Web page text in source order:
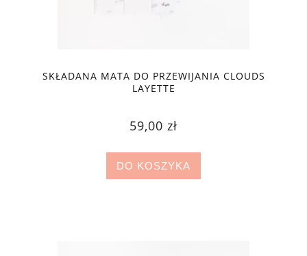
SKŁADANA MATA DO PRZEWIJANIA CLOUDS
LAYETTE
59,00 zł
DO KOSZYKA